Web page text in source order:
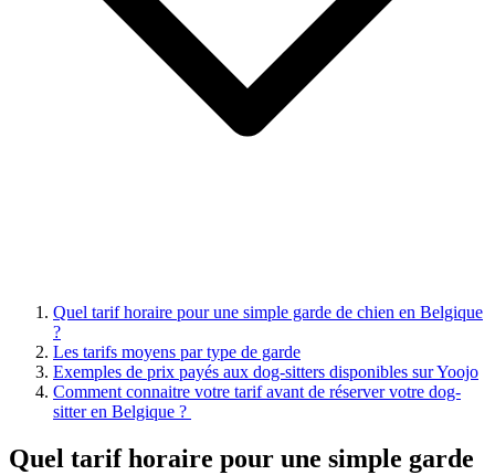
Quel tarif horaire pour une simple garde de chien en Belgique
?
Les tarifs moyens par type de garde
Exemples de prix payés aux dog-sitters disponibles sur Yoojo
Comment connaitre votre tarif avant de réserver votre dog-
sitter en Belgique ?
Quel tarif horaire pour une simple garde